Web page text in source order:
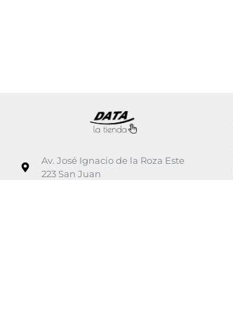
Av. José Ignacio de la Roza Este
223 San Juan